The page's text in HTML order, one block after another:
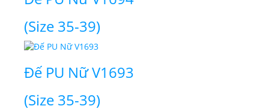
(Size 35-39)
Đế PU Nữ V1693
(Size 35-39)